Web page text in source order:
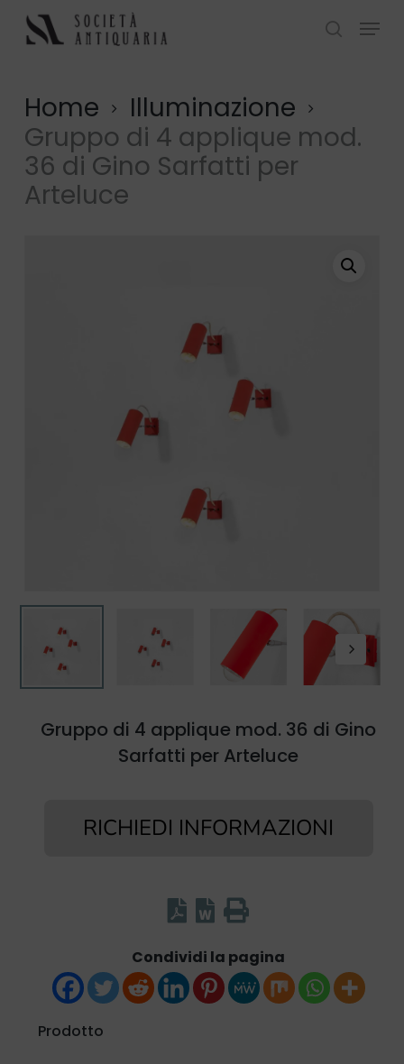
Skip
search
Menu
Home
Illuminazione
Gruppo di 4 applique mod.
36 di Gino Sarfatti per
Arteluce
Gruppo di 4 applique mod. 36 di Gino
Sarfatti per Arteluce
RICHIEDI INFORMAZIONI
Condividi la pagina
Prodotto